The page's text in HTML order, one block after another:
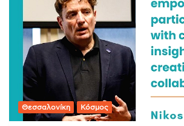
Θεσσαλονίκη Κόσμος